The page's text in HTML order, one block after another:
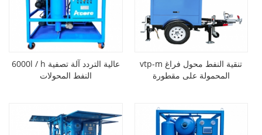
6000l / h عالية التردد آلة تصفية
النفط المحولات
vtp-m تنقية النفط محول فراغ
المحمولة على مقطورة